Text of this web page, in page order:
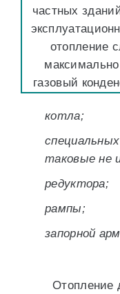
частных
отопление
газовый
котла;
таковые не
редуктора;
рампы;
запорной
Отопление